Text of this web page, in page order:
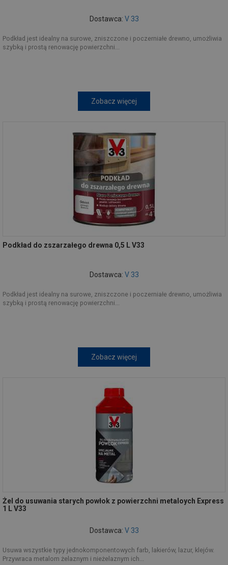
Dostawca: V 33
Podkład jest idealny na surowe, zniszczone i poczerniałe drewno, umożliwia
szybką i prostą renowację powierzchni...
Zobacz więcej
Podkład do zszarzałego drewna 0,5 L V33
Dostawca: V 33
Podkład jest idealny na surowe, zniszczone i poczerniałe drewno, umożliwia
szybką i prostą renowację powierzchni...
Zobacz więcej
Żel do usuwania starych powłok z powierzchni metaloych Express
1 L V33
Dostawca: V 33
Usuwa wszystkie typy jednokomponentowych farb, lakierów, lazur, klejów.
Przywraca metalom żelaznym i nieżelaznym ich...